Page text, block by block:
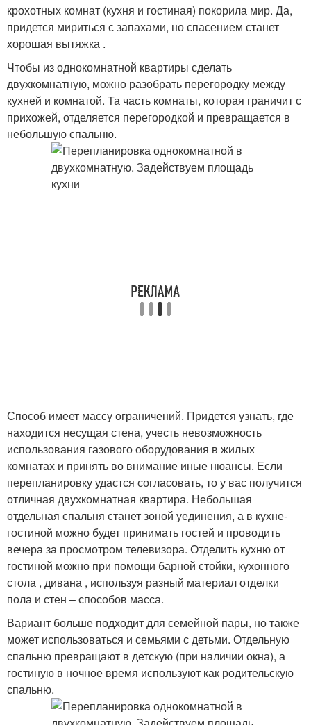
крохотных комнат (кухня и гостиная) покорила мир. Да,
придется мириться с запахами, но спасением станет
хорошая вытяжка .
Чтобы из однокомнатной квартиры сделать
двухкомнатную, можно разобрать перегородку между
кухней и комнатой. Та часть комнаты, которая граничит с
прихожей, отделяется перегородкой и превращается в
небольшую спальню.
Способ имеет массу ограничений. Придется узнать, где
находится несущая стена, учесть невозможность
использования газового оборудования в жилых
комнатах и принять во внимание иные нюансы. Если
перепланировку удастся согласовать, то у вас получится
отличная двухкомнатная квартира. Небольшая
отдельная спальня станет зоной уединения, а в кухне-
гостиной можно будет принимать гостей и проводить
вечера за просмотром телевизора. Отделить кухню от
гостиной можно при помощи барной стойки, кухонного
стола , дивана , используя разный материал отделки
пола и стен – способов масса.
Вариант больше подходит для семейной пары, но также
может использоваться и семьями с детьми. Отдельную
спальню превращают в детскую (при наличии окна), а
гостиную в ночное время используют как родительскую
спальню.